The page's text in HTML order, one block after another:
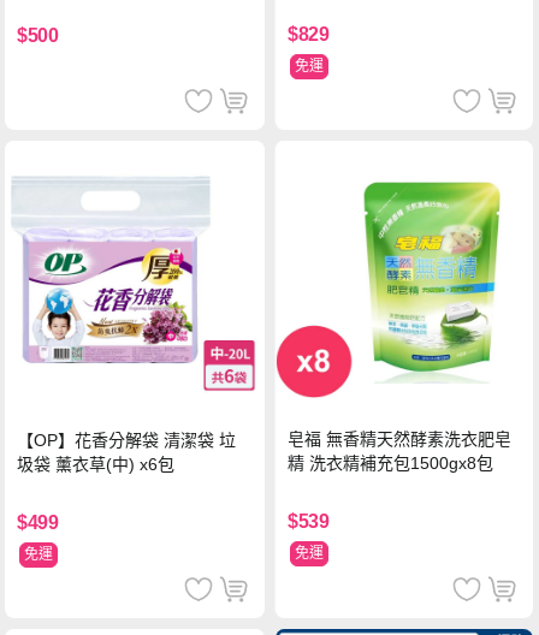
$500 $829
免運
【OP】花香分解袋 清潔袋 垃
圾袋 薰衣草(中) x6包
$499
免運
皂福 無香精天然酵素洗衣肥皂
精 洗衣精補充包1500gx8包
$539
免運